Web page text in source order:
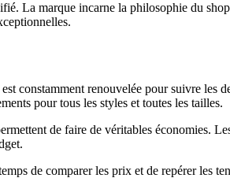
La marque incarne la philosophie du
constamment renouvelée pour suivre les
pour tous les styles et toutes les tailles.
de faire de véritables économies.
de comparer les prix et de repérer les